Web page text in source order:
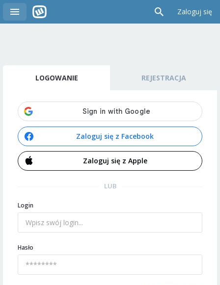
Zaloguj się
LOGOWANIE REJESTRACJA
Zaloguj się z Facebook
Zaloguj się z Apple
LUB
Login
Hasło